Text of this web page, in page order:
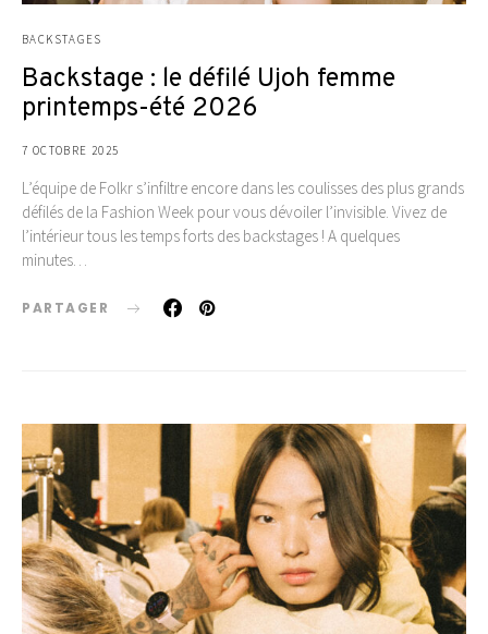
BACKSTAGES
Backstage : le défilé Ujoh femme
printemps-été 2026
7 OCTOBRE 2025
L’équipe de Folkr s’infiltre encore dans les coulisses des plus grands
défilés de la Fashion Week pour vous dévoiler l’invisible. Vivez de
l’intérieur tous les temps forts des backstages ! A quelques
minutes…
PARTAGER